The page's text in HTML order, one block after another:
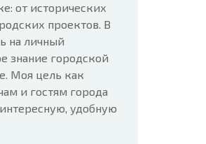
от исторических
проектов. В
на личный
знание городской
Моя цель как
и гостям города
удобную